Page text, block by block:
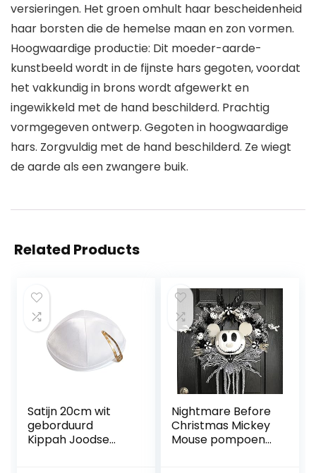
versieringen. Het groen omhult haar bescheidenheid
haar borsten die de hemelse maan en zon vormen.
Hoogwaardige productie: Dit moeder-aarde-
kunstbeeld wordt in de fijnste hars gegoten, voordat
het vakkundig in brons wordt afgewerkt en
ingewikkeld met de hand beschilderd. Prachtig
vormgegeven ontwerp. Gegoten in hoogwaardige
hars. Zorgvuldig met de hand beschilderd. Ze wiegt
de aarde als een zwangere buik.
Related Products
Satijn 20cm wit
geborduurd
Kippah Joodse
Nightmare Before
Christmas Mickey
Mouse pompoen